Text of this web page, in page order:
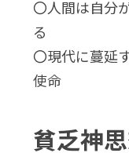
〇人間は自分
る
〇現代に蔓延
使命
貧乏神